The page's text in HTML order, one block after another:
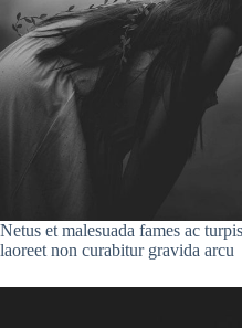
Netus et malesuada fames ac
laoreet non curabitur gravida arcu